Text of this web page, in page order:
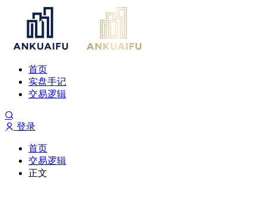
首页
实盘手记
交易逻辑
登录
首页
交易逻辑
正文